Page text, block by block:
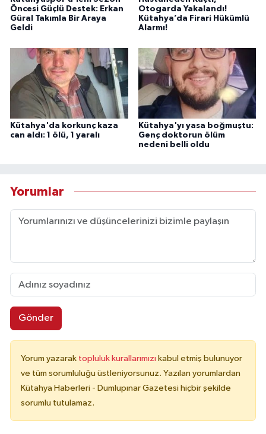
Öncesi Güçlü Destek: Erkan
Güral Takımla Bir Araya
Geldi
Otogarda Yakalandı!
Kütahya’da Firari Hükümlü
Alarmı!
Kütahya'da korkunç kaza
can aldı: 1 ölü, 1 yaralı
Kütahya'yı yasa boğmuştu:
Genç doktorun ölüm
nedeni belli oldu
Yorumlar
Gönder
Yorum yazarak topluluk kurallarımızı kabul etmiş bulunuyor
ve tüm sorumluluğu üstleniyorsunuz. Yazılan yorumlardan
Kütahya Haberleri - Dumlupınar Gazetesi hiçbir şekilde
sorumlu tutulamaz.